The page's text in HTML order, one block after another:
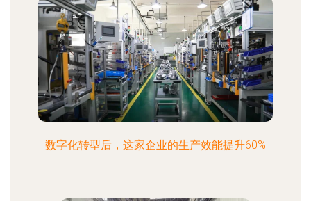
数字化转型后，这家企业的生产效能提升60%